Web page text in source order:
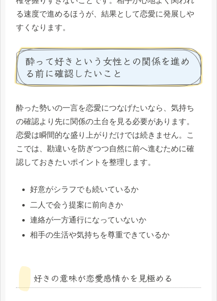
る速度で進めるほうが、結果として恋愛に発展しや
すくなります。
酔って好きという女性との関係を進め
る前に確認したいこと
酔った勢いの一言を恋愛につなげたいなら、気持ち
の確認より先に関係の土台を見る必要があります。
恋愛は瞬間的な盛り上がりだけでは続きません。こ
こでは、勘違いを防ぎつつ自然に前へ進むために確
認しておきたいポイントを整理します。
好意がシラフでも続いているか
二人で会う提案に前向きか
連絡が一方通行になっていないか
相手の生活や気持ちを尊重できているか
好きの意味が恋愛感情かを見極める